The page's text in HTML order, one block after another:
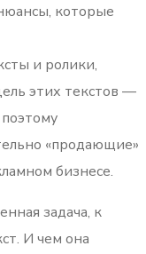
которые
и ролики,
этих текстов —
«продающие»
бизнесе.
задача, к
И чем она